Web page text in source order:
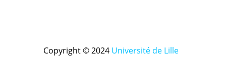
Copyright © 2024 Université de Lille